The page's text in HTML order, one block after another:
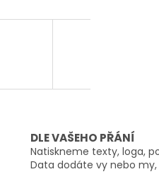
DLE VAŠEHO PŘÁNÍ
Natiskneme texty, loga,
Data dodáte vy nebo